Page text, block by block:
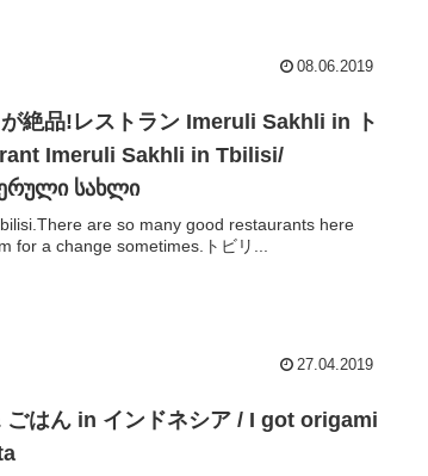
08.06.2019
絶品!レストラン Imeruli Sakhli in ト
Imeruli Sakhli in Tbilisi/
სახლი
are so many good restaurants here
for a change sometimes.トビリ...
27.04.2019
ごはん in インドネシア / I got origami